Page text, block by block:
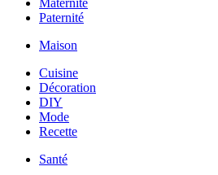
Maternité
Paternité
Maison
Cuisine
Décoration
DIY
Mode
Recette
Santé